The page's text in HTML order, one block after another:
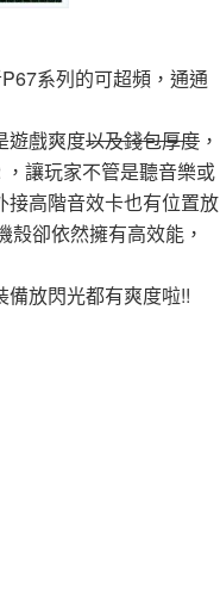
系列的可超頻，通通
遊戲爽度以及錢包厚度 ，
讓玩家不管是聽音樂或
高階音效卡也有位置放
卻依然擁有高效能，
放閃光都有爽度啦!!